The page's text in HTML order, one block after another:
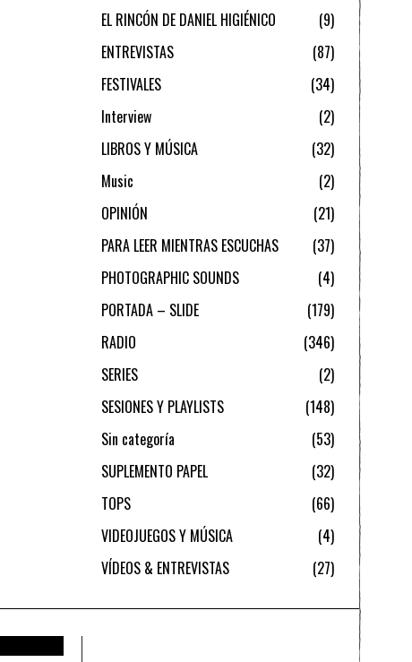
EL RINCÓN DE DANIEL HIGIÉNICO
9
ENTREVISTAS
87
FESTIVALES
34
Interview
2
LIBROS Y MÚSICA
32
Music
2
OPINIÓN
21
PARA LEER MIENTRAS ESCUCHAS
37
PHOTOGRAPHIC SOUNDS
4
PORTADA – SLIDE
179
RADIO
346
SERIES
2
SESIONES Y PLAYLISTS
148
Sin categoría
53
SUPLEMENTO PAPEL
32
TOPS
66
VIDEOJUEGOS Y MÚSICA
4
VÍDEOS & ENTREVISTAS
27